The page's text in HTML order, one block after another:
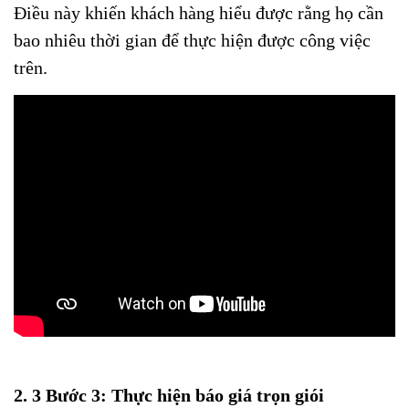
Điều này khiến khách hàng hiểu được rằng họ cần
bao nhiêu thời gian để thực hiện được công việc
trên.
2. 3 Bước 3: Thực hiện báo giá trọn giói